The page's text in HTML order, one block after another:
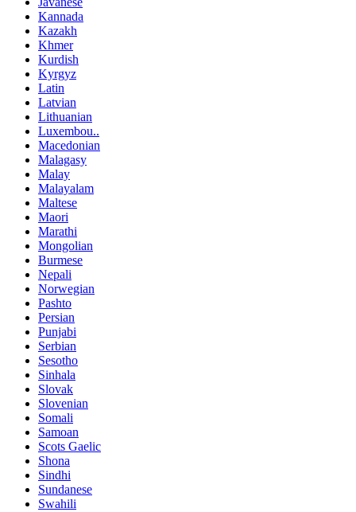
Kannada
Kazakh
Khmer
Kurdish
Kyrgyz
Latin
Latvian
Lithuanian
Luxembou..
Macedonian
Malagasy
Malay
Malayalam
Maltese
Maori
Marathi
Mongolian
Burmese
Nepali
Norwegian
Pashto
Persian
Punjabi
Serbian
Sesotho
Sinhala
Slovak
Slovenian
Somali
Samoan
Scots Gaelic
Shona
Sindhi
Sundanese
Swahili